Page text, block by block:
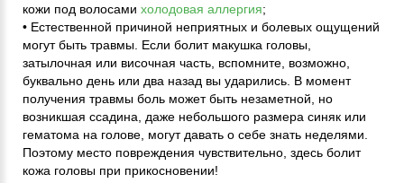
кожи под волосами холодовая аллергия;
• Естественной причиной неприятных и болевых ощущений
могут быть травмы. Если болит макушка головы,
затылочная или височная часть, вспомните, возможно,
буквально день или два назад вы ударились. В момент
получения травмы боль может быть незаметной, но
возникшая ссадина, даже небольшого размера синяк или
гематома на голове, могут давать о себе знать неделями.
Поэтому место повреждения чувствительно, здесь болит
кожа головы при прикосновении!